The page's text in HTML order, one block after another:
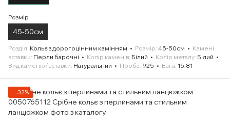
Розмір
45-50см
Розділ Кольє з дорогоцінним камінням Розмір 45-50см
Камені
вставки Перли барочні Колір каменів Білий Колір металу Білий
Вид каменю/вставки Натуральний Проба 925 Вага 15.81
−32%